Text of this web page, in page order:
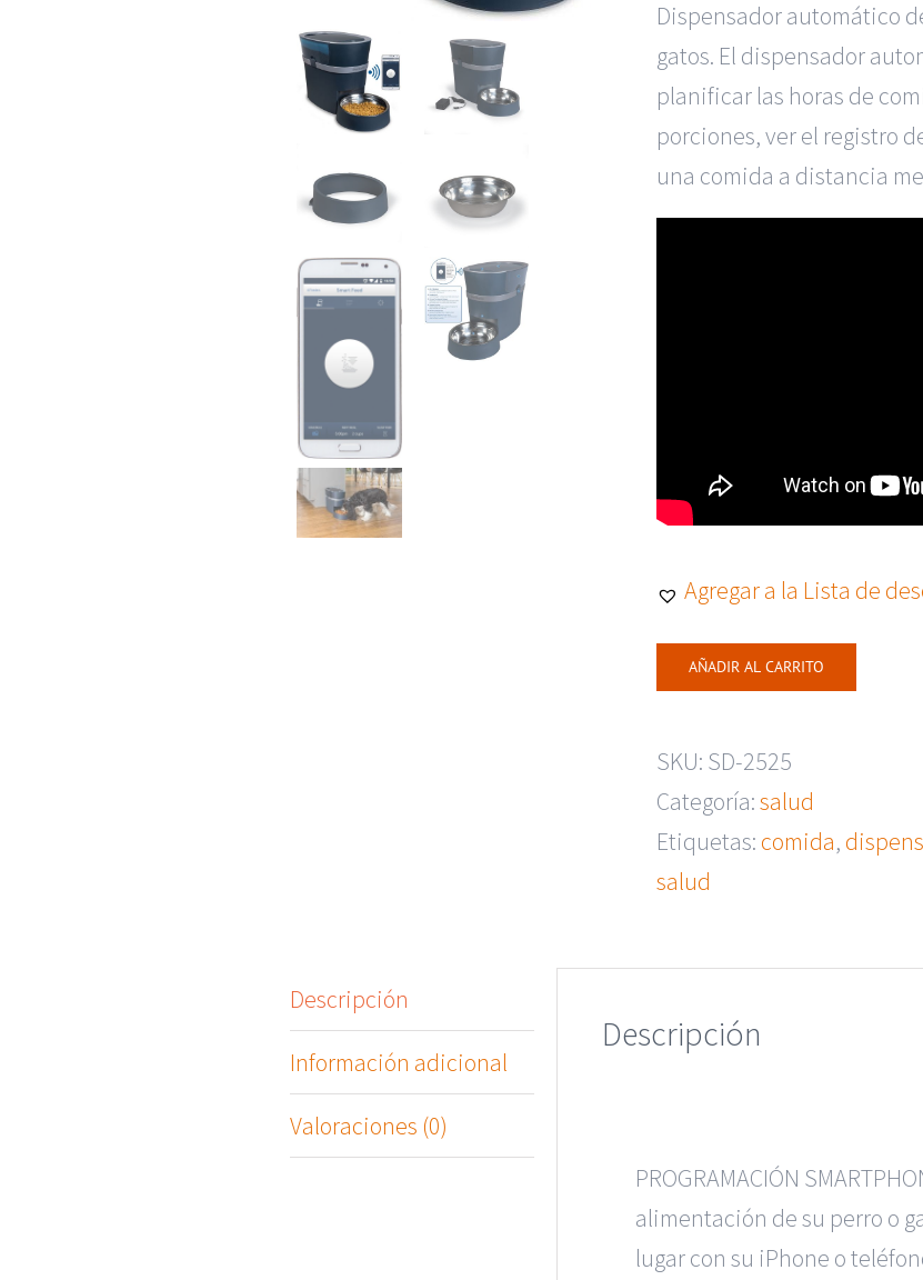
Dispensador automático
gatos. El dispensador
planificar las horas de
porciones, ver el registro
una comida a distancia
Agregar a la Lista de
AÑADIR AL CARRITO
SKU: SD-2525
Categoría:salud
Etiquetas: comida,
salud
Descripción
Información adicional
Valoraciones (0)
Descripción
PROGRAMACIÓN
alimentación de su perro o
lugar con su iPhone o